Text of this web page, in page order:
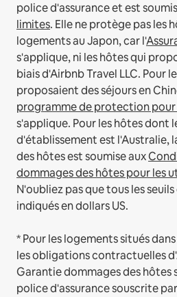
police d'assurance et est
limites. Elle ne protège pas les
logements au Japon, car l'
s'applique, ni les hôtes qui
biais d'Airbnb Travel LLC. Pour
proposaient des séjours en
programme de protection pour
s'applique. Pour les hôtes dont
d'établissement est l'Australie,
des hôtes est soumise aux
dommages des hôtes pour les
N'oubliez pas que tous les
indiqués en dollars US.
* Pour les logements situés
les obligations contractuelles
Garantie dommages des hôtes
police d'assurance souscrite